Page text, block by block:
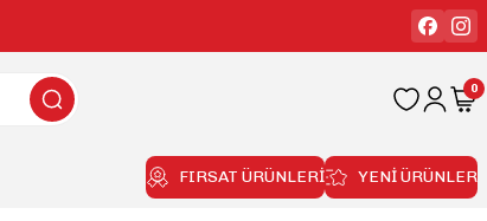
0
FIRSAT ÜRÜNLERİ YENİ ÜRÜNLER